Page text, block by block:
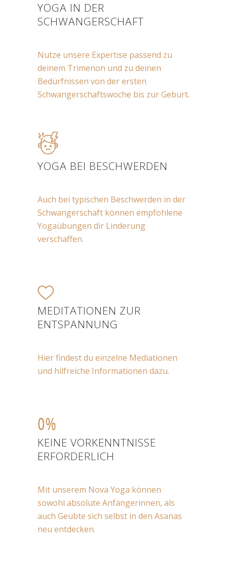
YOGA IN DER
SCHWANGERSCHAFT
Nutze unsere Expertise passend zu
deinem Trimenon und zu deinen
Bedürfnissen von der ersten
Schwangerschaftswoche bis zur Geburt.
YOGA BEI BESCHWERDEN
Auch bei typischen Beschwerden in der
Schwangerschaft können empfohlene
Yogaübungen dir Linderung
verschaffen.
MEDITATIONEN ZUR
ENTSPANNUNG
Hier findest du einzelne Mediationen
und hilfreiche Informationen dazu.
KEINE VORKENNTNISSE
ERFORDERLICH
Mit unserem Nova Yoga können
sowohl absolute Anfängerinnen, als
auch Geübte sich selbst in den Asanas
neu entdecken.